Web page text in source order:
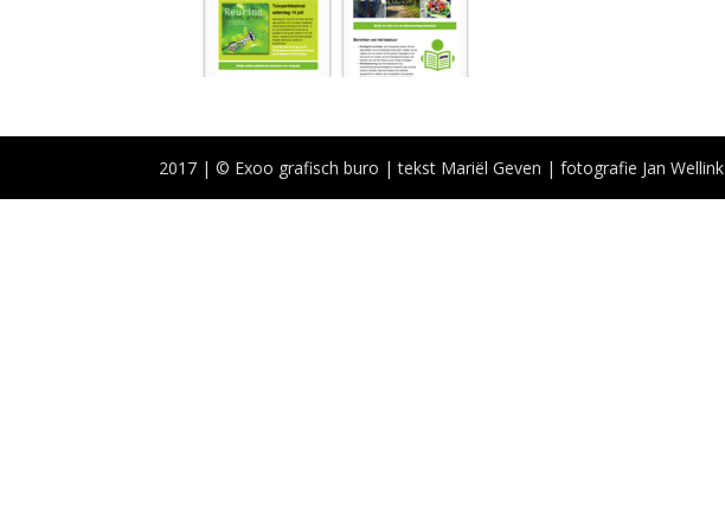
2017 | © Exoo grafisch buro | tekst Mariël Geven | fotografie Jan Wellink